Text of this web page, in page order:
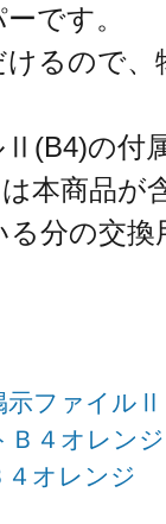
です。
るので、
の付
本商品が
分の交
示ファイル
４オレンジ
オレンジ